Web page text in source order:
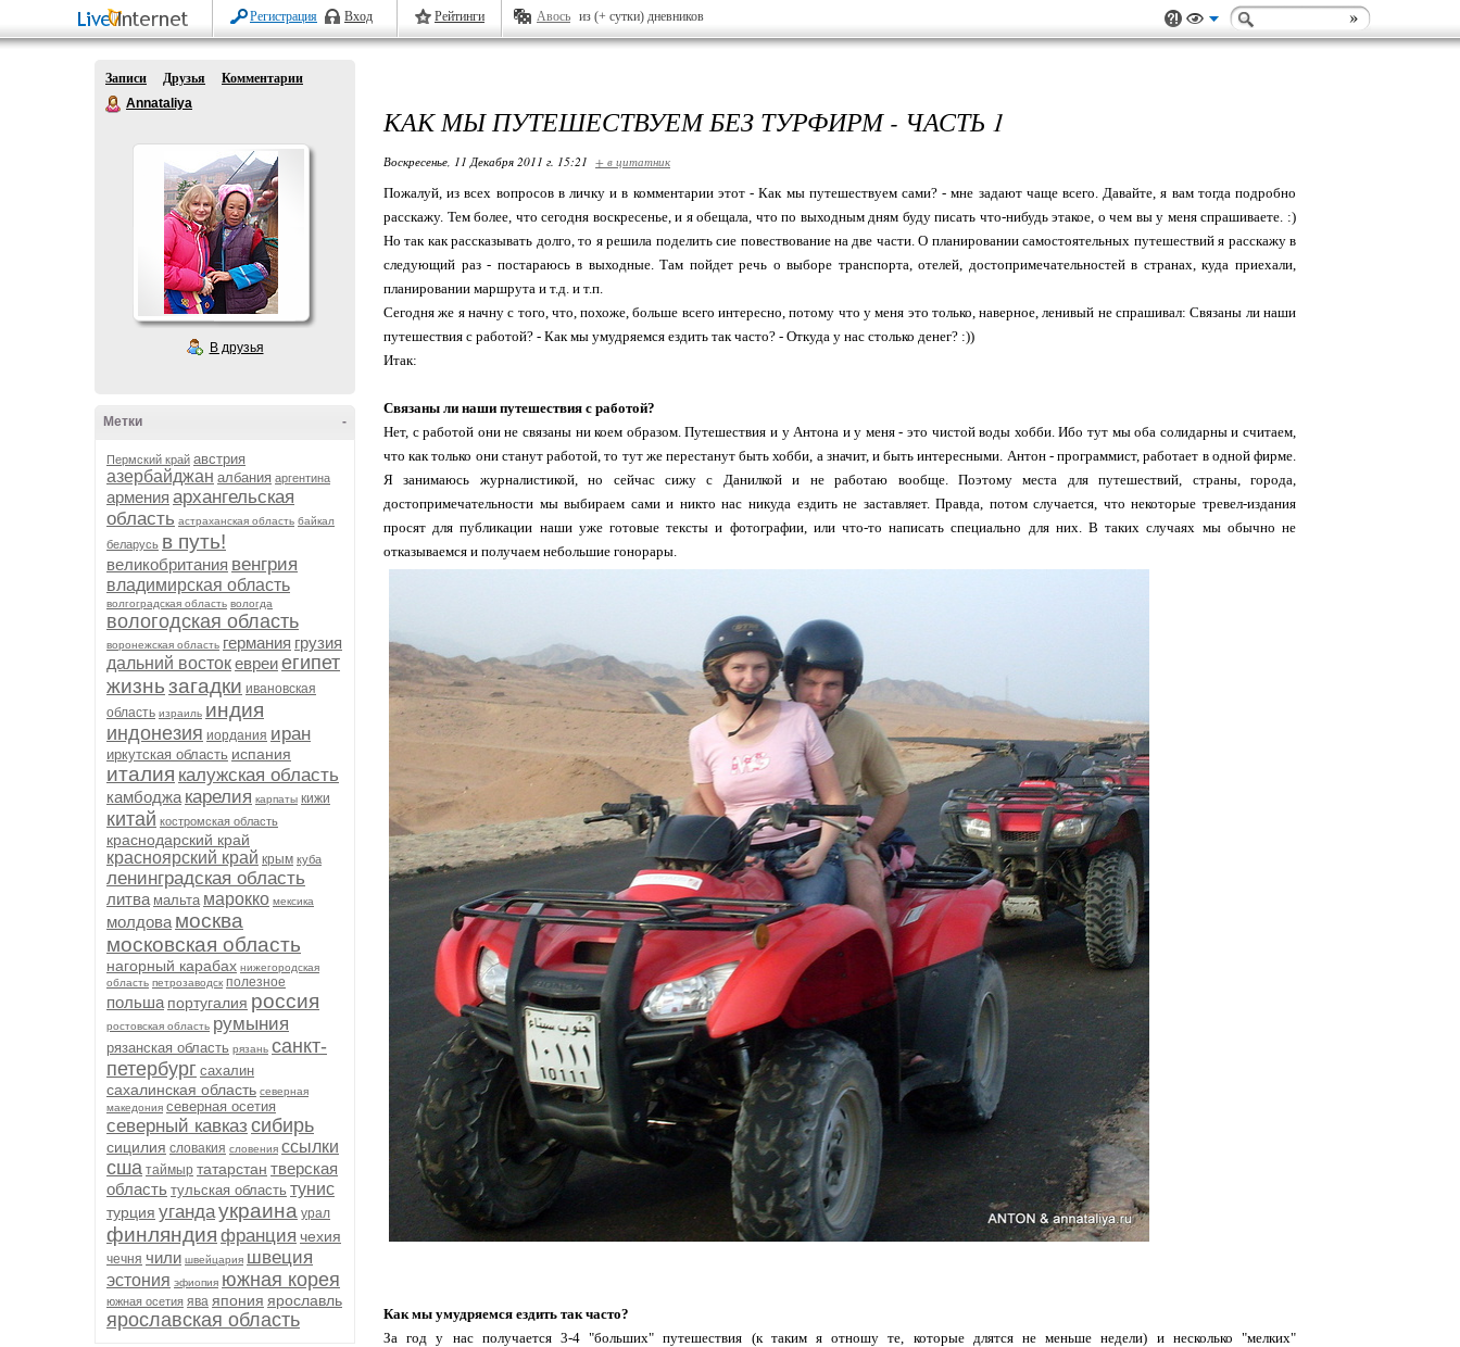
Регистрация Вход Рейтинги Авось из (+ сутки) дневников
Записи Друзья
Комментарии
Annataliya
В друзья
-
Метки
Пермский край австрия
азербайджан албания аргентина
армения архангельская
область астраханская область байкал
беларусь в путь!
великобритания венгрия
владимирская область
волгоградская область вологда
вологодская область
воронежская область германия грузия
дальний востокевреиегипет
жизньзагадки ивановская
область израиль индия
индонезия иордания иран
иркутская область испания
италия калужская область
камбоджа карелия карпаты кижи
китай костромская область
краснодарский край
красноярский край крым куба
ленинградская область
литва мальта марокко мексика
молдова москва
московская область
нагорный карабах нижегородская
область петрозаводск полезное
польша португалия россия
ростовская область румыния
рязанская область рязань санкт-
петербург сахалин
сахалинская область северная
македония северная осетия
северный кавказ сибирь
сицилия словакия словения ссылки
сша таймыр татарстан тверская
область тульская область тунис
турция угандаукраина урал
финляндия франция чехия
чечня чили швейцария швеция
эстония эфиопия южная корея
южная осетия ява япония ярославль
ярославская область
КАК МЫ ПУТЕШЕСТВУЕМ БЕЗ ТУРФИРМ - ЧАСТЬ 1
Воскресенье, 11 Декабря 2011 г. 15:21 + в цитатник
Пожалуй, из всех вопросов в личку и в комментарии этот - Как мы путешествуем сами? - мне задают чаще всего. Давайте, я вам тогда подробно
расскажу. Тем более, что сегодня воскресенье, и я обещала, что по выходным дням буду писать что-нибудь этакое, о чем вы у меня спрашиваете. :)
Но так как рассказывать долго, то я решила поделить сие повествование на две части. О планировании самостоятельных путешествий я расскажу в
следующий раз - постараюсь в выходные. Там пойдет речь о выборе транспорта, отелей, достопримечательностей в странах, куда приехали,
планировании маршрута и т.д. и т.п.
Сегодня же я начну с того, что, похоже, больше всего интересно, потому что у меня это только, наверное, ленивый не спрашивал: Связаны ли наши
путешествия с работой? - Как мы умудряемся ездить так часто? - Откуда у нас столько денег? :))
Итак:
Связаны ли наши путешествия с работой?
Нет, с работой они не связаны ни коем образом. Путешествия и у Антона и у меня - это чистой воды хобби. Ибо тут мы оба солидарны и считаем,
что как только они станут работой, то тут же перестанут быть хобби, а значит, и быть интересными. Антон - программист, работает в одной фирме.
Я занимаюсь журналистикой, но сейчас сижу с Данилкой и не работаю вообще. Поэтому места для путешествий, страны, города,
достопримечательности мы выбираем сами и никто нас никуда ездить не заставляет. Правда, потом случается, что некоторые тревел-издания
просят для публикации наши уже готовые тексты и фотографии, или что-то написать специально для них. В таких случаях мы обычно не
отказываемся и получаем небольшие гонорары.
Как мы умудряемся ездить так часто?
За год у нас получается 3-4 "больших" путешествия (к таким я отношу те, которые длятся не меньше недели) и несколько "мелких"